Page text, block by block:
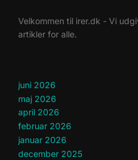
Velkommen til irer.dk - Vi
artikler for alle.
juni 2026
maj 2026
april 2026
februar 2026
januar 2026
december 2025